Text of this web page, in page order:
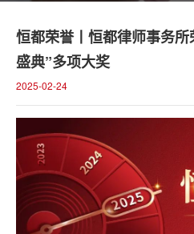
恒都荣誉丨恒都律师事务
盛典”多项大奖
2025-02-24